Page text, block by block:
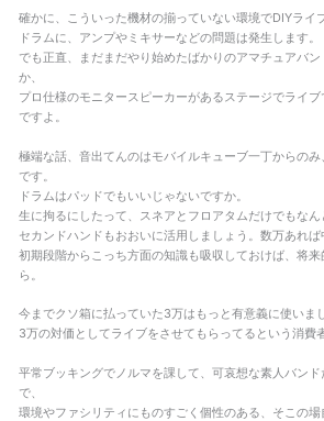
確かに、こういった機材の揃っていない環境でDIYライ
ドラムに、アンプやミキサーなどの問題は発生します。
でも正直、まだまだやり始めたばかりのアマチュアバ
か、
プロ仕様のモニタースピーカーがあるステージでライ
ですよ。
極端な話、音出てんのはモバイルキューブ一丁からの
です。
ドラムはパッドでもいいじゃないですか。
生に拘るにしたって、スネアとフロアタムだけでもなん
セカンドハンドもおおいに活用しましょう。数万あれば
初期段階からこっち方面の知識も吸収しておけば、将
ら。
今までクソ箱に払っていた3万はもっと有意義に使いま
3万の対価としてライブをさせてもらってるという消費
平常ブッキングでノルマを課して、可哀想な素人バン
で、
環境やファシリティにものすごく個性のある、そこの